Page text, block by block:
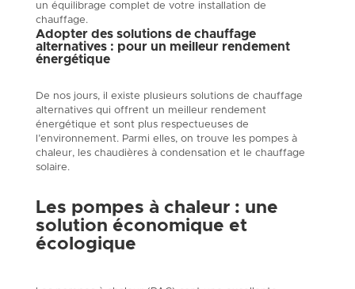
un équilibrage complet de votre installation de
chauffage.
Adopter des solutions de chauffage
alternatives : pour un meilleur rendement
énergétique
De nos jours, il existe plusieurs solutions de chauffage
alternatives qui offrent un meilleur rendement
énergétique et sont plus respectueuses de
l’environnement. Parmi elles, on trouve les pompes à
chaleur, les chaudières à condensation et le chauffage
solaire.
Les pompes à chaleur : une
solution économique et
écologique